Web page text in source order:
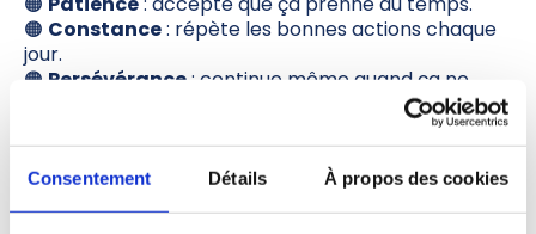
Consentement Détails À propos des cookies
🟠 Constance: répète les bonnes actions chaque
jour.
🟠 Persévérance: continue même quand ça ne
Tu connaîtras des hauts, des bas, des plateaux.
Mais si tu continues, il se passe des choses. Des
déclics. Des percées.